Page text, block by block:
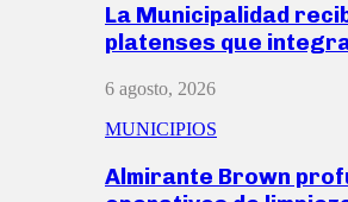
La Municipalidad
platenses que
6 agosto, 2026
MUNICIPIOS
Almirante Brown